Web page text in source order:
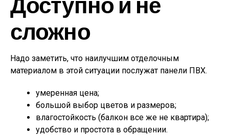
сложно
Надо заметить, что наилучшим отделочным
материалом в этой ситуации послужат панели ПВХ.
умеренная цена;
большой выбор цветов и размеров;
влагостойкость (балкон все же не квартира);
удобство и простота в обращении.